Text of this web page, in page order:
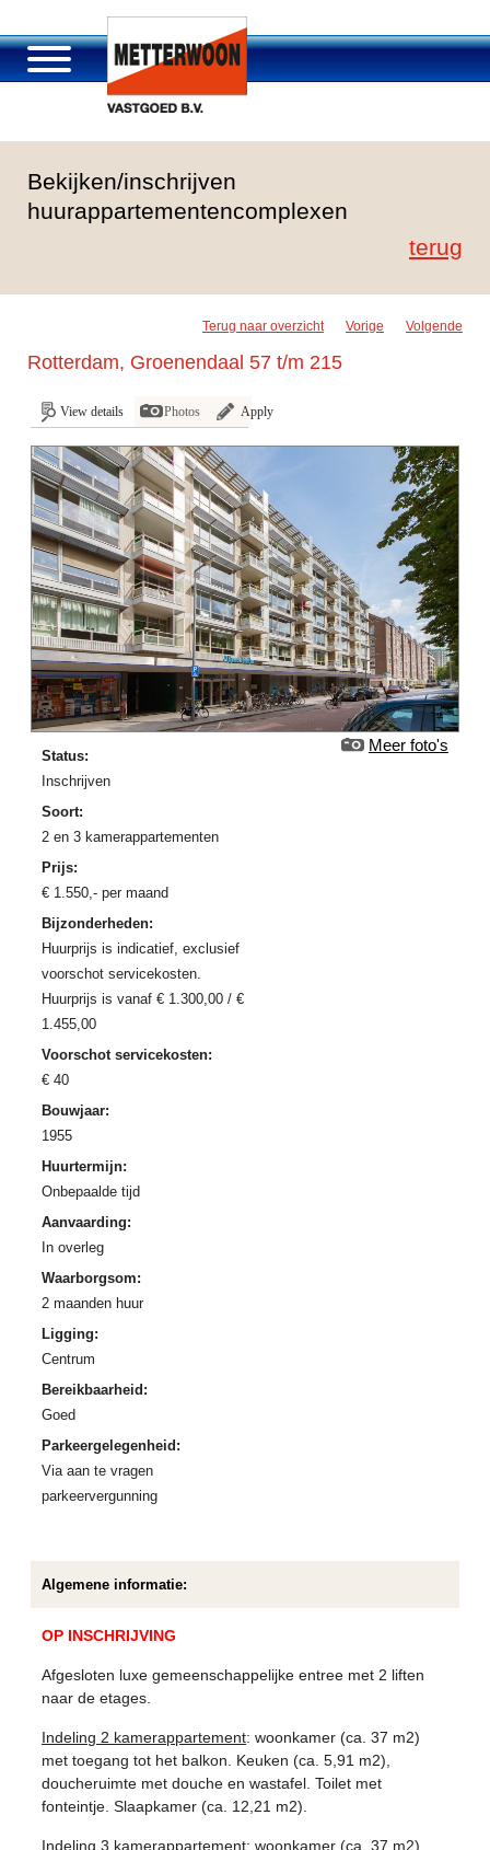
Portfolio
Roosendaal Passage
Bekijken/inschrijven
huurappartementencomplexen
terug
Terug naar overzicht Vorige Volgende
Rotterdam, Groenendaal 57 t/m 215
View details Photos Apply
Meer foto's
Status:
Inschrijven
Soort:
2 en 3 kamerappartementen
Prijs:
€ 1.550,- per maand
Bijzonderheden:
Huurprijs is indicatief, exclusief
voorschot servicekosten.
Huurprijs is vanaf € 1.300,00 / €
1.455,00
Voorschot servicekosten:
€ 40
Bouwjaar:
1955
Huurtermijn:
Onbepaalde tijd
Aanvaarding:
In overleg
Waarborgsom:
2 maanden huur
Ligging:
Centrum
Bereikbaarheid:
Goed
Parkeergelegenheid:
Via aan te vragen
parkeervergunning
Algemene informatie:
OP INSCHRIJVING
Afgesloten luxe gemeenschappelijke entree met 2 liften
naar de etages.
Indeling 2 kamerappartement: woonkamer (ca. 37 m2)
met toegang tot het balkon. Keuken (ca. 5,91 m2),
doucheruimte met douche en wastafel. Toilet met
fonteintje. Slaapkamer (ca. 12,21 m2).
Indeling 3 kamerappartement: woonkamer (ca. 37 m2)